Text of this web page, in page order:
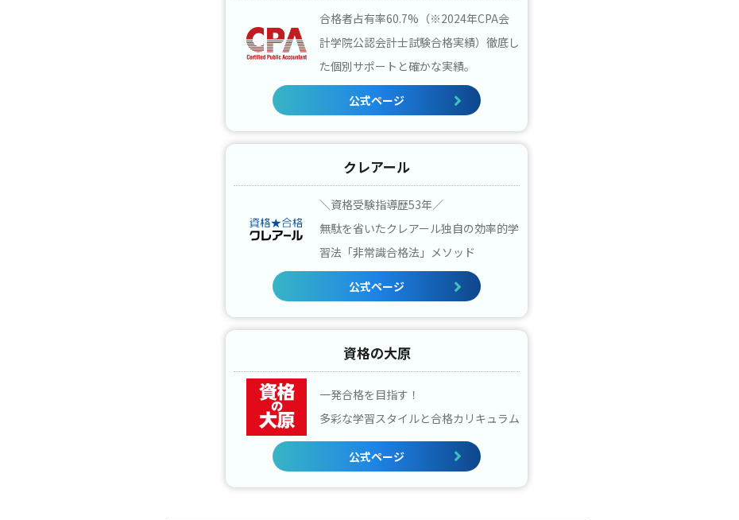
合格者占有率60.7%（※2024年CPA会
計学院公認会計士試験合格実績）徹底し
た個別サポートと確かな実績。
公式ページ
クレアール
＼資格受験指導歴53年／
無駄を省いたクレアール独自の効率的学
習法「非常識合格法」メソッド
公式ページ
資格の大原
一発合格を目指す！
多彩な学習スタイルと合格カリキュラム
公式ページ